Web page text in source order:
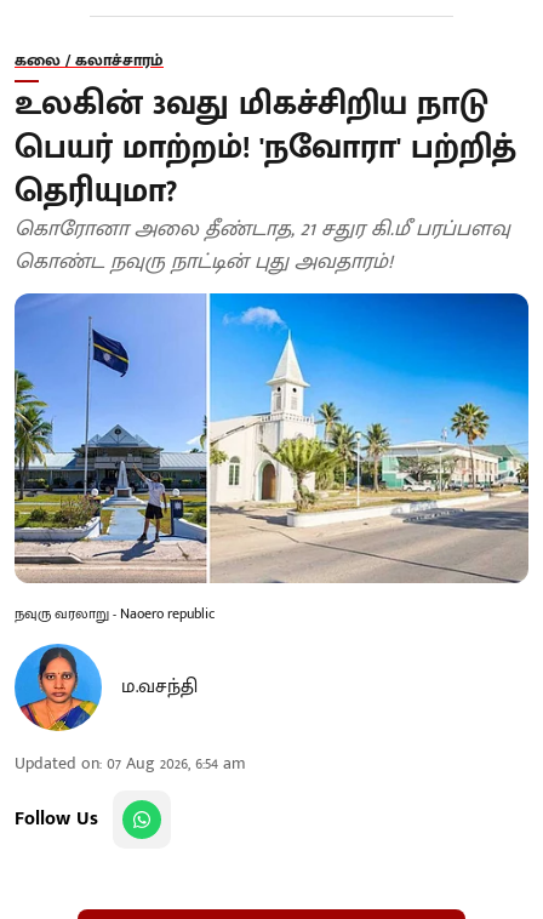
கலை / கலாச்சாரம்
உலகின் 3வது மிகச்சிறிய நாடு
பெயர் மாற்றம்! 'நவோரா' பற்றித்
தெரியுமா?
கொரோனா அலை தீண்டாத, 21 சதுர கி.மீ பரப்பளவு
கொண்ட நவுரு நாட்டின் புது அவதாரம்!
நவுரு வரலாறு - Naoero republic
ம.வசந்தி
Updated on:07 Aug 2026, 6:54 am
Follow Us